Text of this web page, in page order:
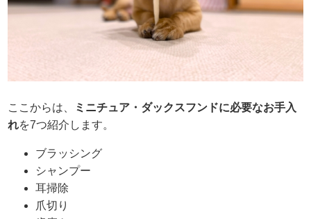
ここからは、
ミニチュア・ダックスフンドに必要なお手入
れを7つ紹介します。
ブラッシング
シャンプー
耳掃除
爪切り